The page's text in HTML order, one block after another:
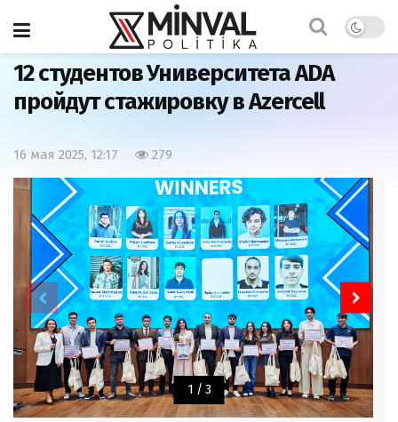
Главная Общество
12 студентов Университета ADA
пройдут стажировку в Azercell
16 мая 2025, 12:17 279
1 / 3